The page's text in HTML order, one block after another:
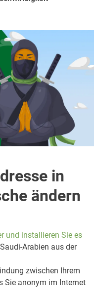
in
ändern
und installieren Sie es
Arabien aus der
zwischen Ihrem
Sie anonym im Internet